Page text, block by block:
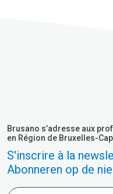
Brusano s’adresse aux
en Région de Bruxelles-
S'inscrire à la
Abonneren op de